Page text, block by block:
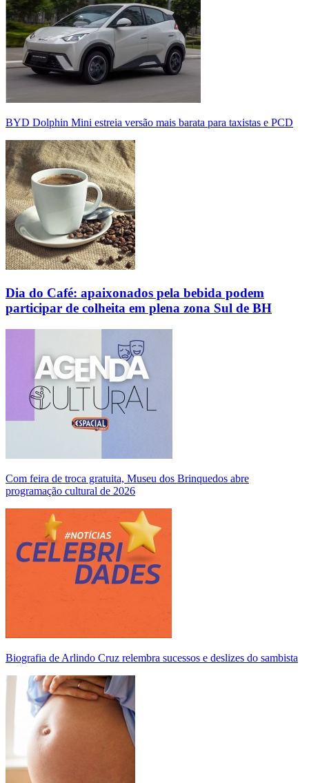
BYD Dolphin Mini estreia versão mais barata para taxistas e PCD
Dia do Café: apaixonados pela bebida podem
participar de colheita em plena zona Sul de BH
Com feira de troca gratuita, Museu dos Brinquedos abre
programação cultural de 2026
Biografia de Arlindo Cruz relembra sucessos e deslizes do sambista